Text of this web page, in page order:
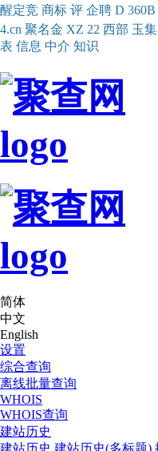
醒定竞 商标 评 企聘 D 360B
4.cn 聚名金 XZ 22 西部 玉集
表 信息 中介 知识